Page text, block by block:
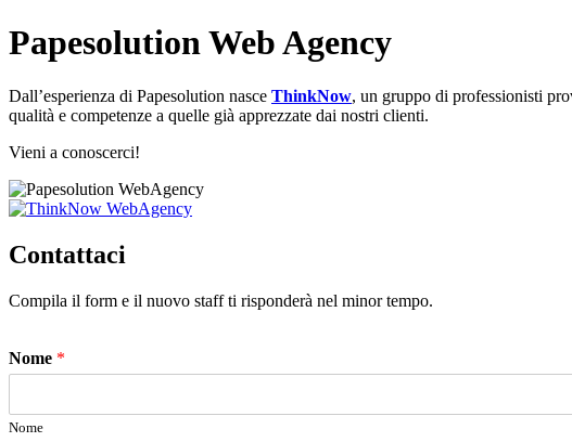
Papesolution Web Agency
Dall’esperienza di Papesolution nasce ThinkNow, un gruppo di professionisti
qualità e competenze a quelle già apprezzate dai nostri clienti.
Vieni a conoscerci!
Contattaci
Compila il form e il nuovo staff ti risponderà nel minor tempo.
Nome *
Nome